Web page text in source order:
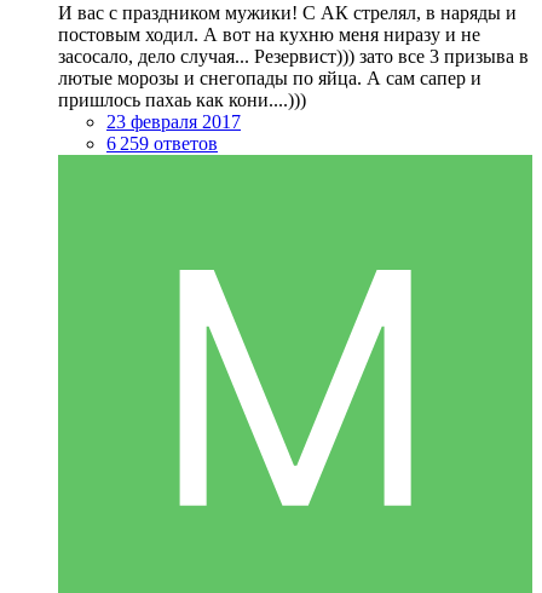
И вас с праздником мужики! С АК стрелял, в наряды и
постовым ходил. А вот на кухню меня ниразу и не
засосало, дело случая... Резервист))) зато все 3 призыва в
лютые морозы и снегопады по яйца. А сам сапер и
пришлось пахаь как кони....)))
23 февраля 2017
6 259 ответов